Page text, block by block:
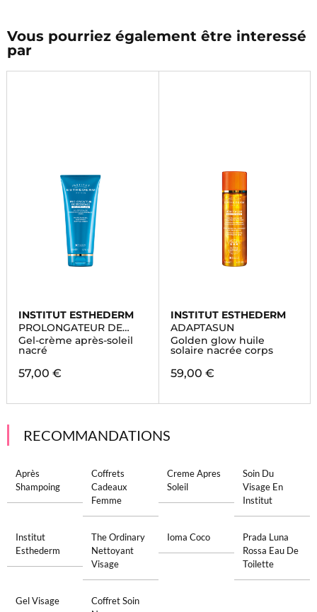
Vous pourriez également être interessé
par
INSTITUT ESTHEDERM
PROLONGATEUR DE
BRONZAGE
Gel-crème après-soleil
nacré
57,00 €
INSTITUT ESTHEDERM
ADAPTASUN
Golden glow huile
solaire nacrée corps
59,00 €
RECOMMANDATIONS
Après
Shampoing
Coffrets
Cadeaux
Femme
Creme Apres
Soleil
Soin Du
Visage En
Institut
Institut
Esthederm
The Ordinary
Nettoyant
Visage
Ioma Coco
Prada Luna
Rossa Eau De
Toilette
Gel Visage
Coffret Soin